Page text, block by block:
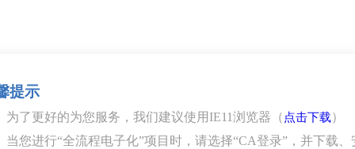
提示
为了更好的为您服务，我们建议使用IE11浏览器（ 点击下载）
当您进行“全流程电子化”项目时，请选择“CA登录”，并下载、